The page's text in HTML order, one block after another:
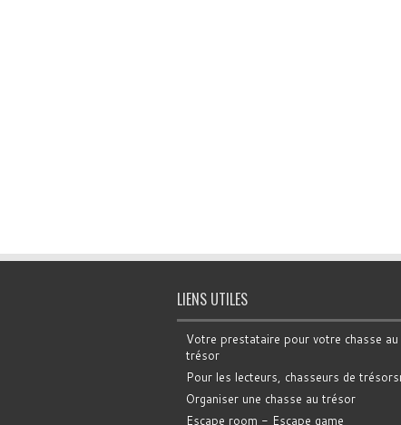
LIENS UTILES
Votre prestataire pour votre chasse au
trésor
Pour les lecteurs, chasseurs de
Organiser une chasse au trésor
Escape room - Escape game